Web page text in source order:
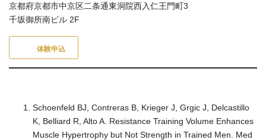
京都府京都市中京区二条通東洞院西入仁王門町3
千坂御所南ビル 2F
体験申込
Schoenfeld BJ, Contreras B, Krieger J, Grgic J, Delcastillo
K, Belliard R, Alto A. Resistance Training Volume Enhances
Muscle Hypertrophy but Not Strength in Trained Men. Med